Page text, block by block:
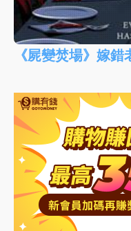
《屍變焚場》嫁